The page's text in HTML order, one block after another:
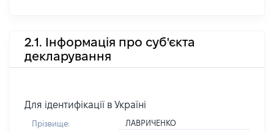
2.1. Інформація про суб'єкта
декларування
Для ідентифікації в Україні
Прізвище: ЛАВРИЧЕНКО